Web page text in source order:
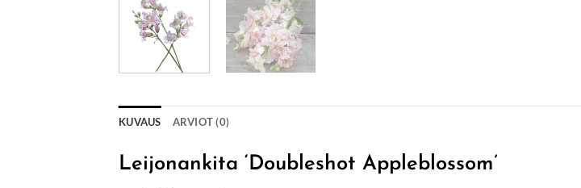
KUVAUS ARVIOT (0)
Leijonankita ‘Doubleshot Appleblossom’